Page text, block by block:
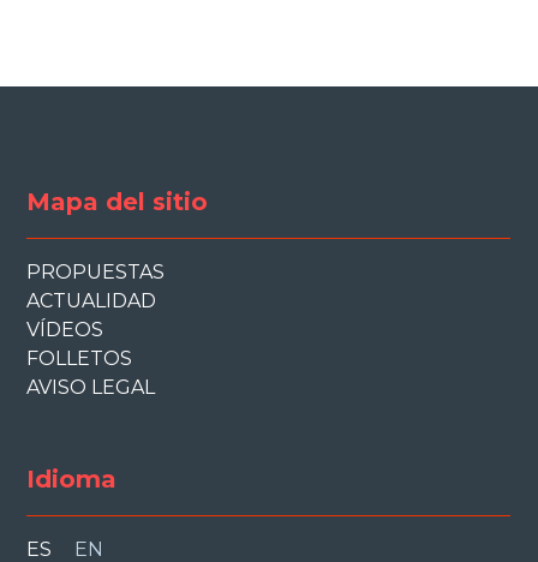
Mapa del sitio
PROPUESTAS
ACTUALIDAD
VÍDEOS
FOLLETOS
AVISO LEGAL
Idioma
ES EN